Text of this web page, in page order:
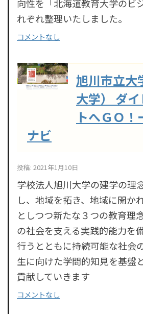
向性を「北海道教育大学のビ
れぞれ整理いたしました。
コメントなし
旭川市立大
大学） ダ
トへＧＯ
ナビ
投稿: 2021年1月10日
学校法人旭川大学の建学の理
し、地域を拓き、地域に開か
としつつ新たな３つの教育理
の社会を支える実践的能力を
行うとともに持続可能な社会
生に向けた学問的知見を基盤
貢献していきます
コメントなし